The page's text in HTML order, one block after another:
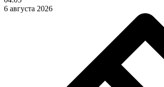
6 августа 2026